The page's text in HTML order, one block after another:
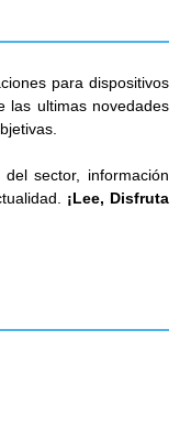
para dispositivos
las ultimas novedades
sector, información
¡Lee, Disfruta